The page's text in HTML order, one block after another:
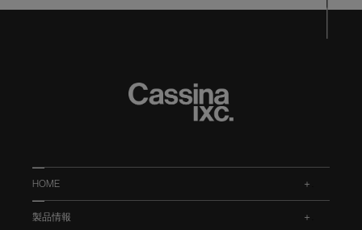
HOME
製品情報